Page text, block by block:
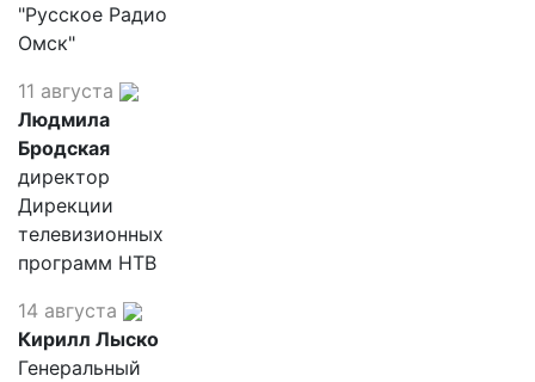
"Русское Радио
Омск"
11 августа
Людмила
Бродская
директор
Дирекции
телевизионных
программ НТВ
14 августа
Кирилл Лыско
Генеральный